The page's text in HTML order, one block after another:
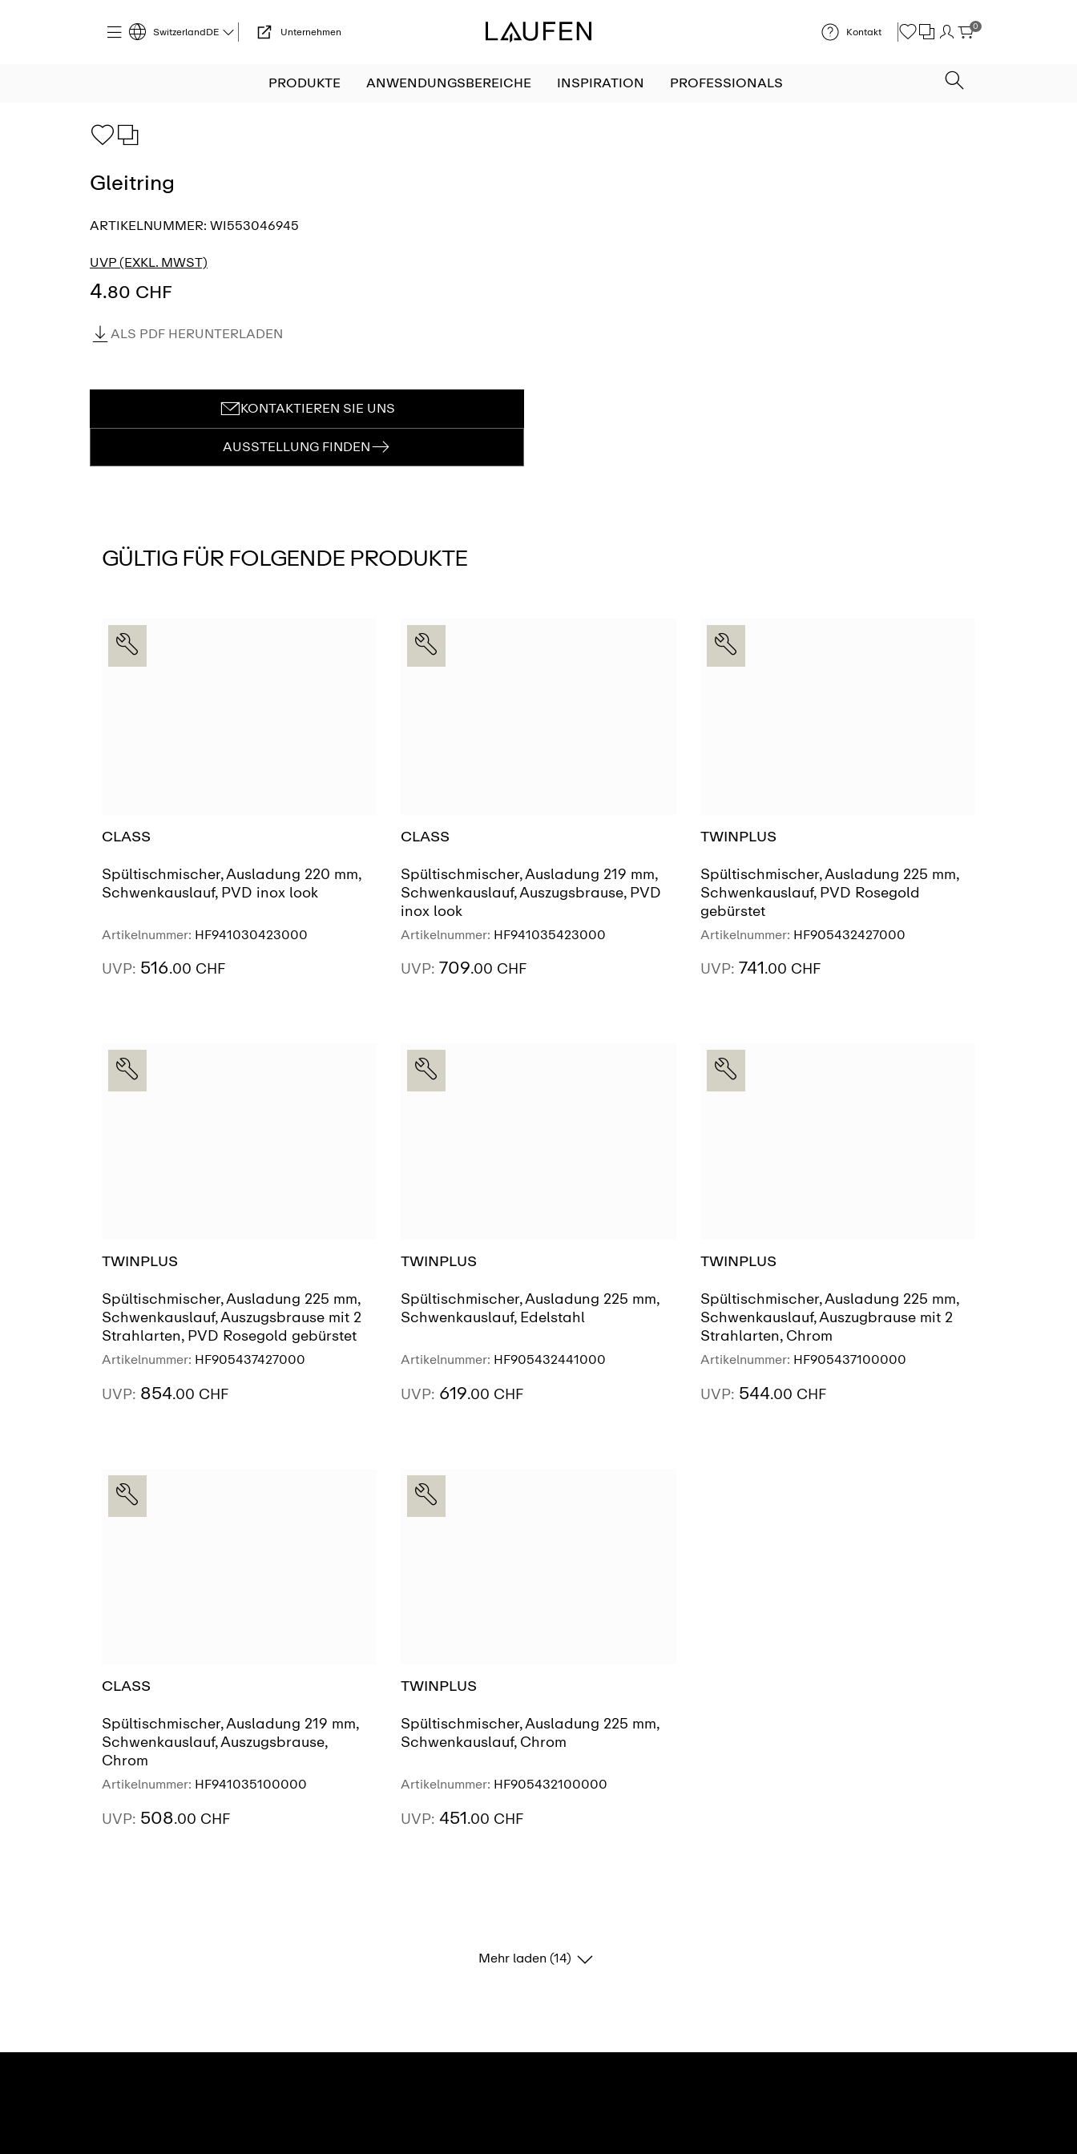
SwitzerlandDE Unternehmen Kontakt 0
PRODUKTE ANWENDUNGSBEREICHE INSPIRATION PROFESSIONALS
Gleitring
ARTIKELNUMMER: WI553046945
UVP (EXKL. MWST)
4.80 CHF
ALS PDF HERUNTERLADEN
KONTAKTIEREN SIE UNS
AUSSTELLUNG FINDEN
GÜLTIG FÜR FOLGENDE PRODUKTE
CLASS
Spültischmischer, Ausladung 220 mm,
Schwenkauslauf, PVD inox look
Artikelnummer: HF941030423000
UVP: 516.00 CHF
CLASS
Spültischmischer, Ausladung 219 mm,
Schwenkauslauf, Auszugsbrause, PVD
inox look
Artikelnummer: HF941035423000
UVP:709.00 CHF
TWINPLUS
Spültischmischer, Ausladung 225 mm,
Schwenkauslauf, PVD Rosegold
gebürstet
Artikelnummer: HF905432427000
UVP: 741.00 CHF
TWINPLUS
Spültischmischer, Ausladung 225 mm,
Schwenkauslauf, Auszugsbrause mit 2
Strahlarten, PVD Rosegold gebürstet
Artikelnummer: HF905437427000
UVP: 854.00 CHF
TWINPLUS
Spültischmischer, Ausladung 225 mm,
Schwenkauslauf, Edelstahl
Artikelnummer: HF905432441000
UVP: 619.00 CHF
TWINPLUS
Spültischmischer, Ausladung 225 mm,
Schwenkauslauf, Auszugbrause mit 2
Strahlarten, Chrom
Artikelnummer: HF905437100000
UVP: 544.00 CHF
CLASS
Spültischmischer, Ausladung 219 mm,
Schwenkauslauf, Auszugsbrause,
Chrom
Artikelnummer: HF941035100000
UVP: 508.00 CHF
TWINPLUS
Spültischmischer, Ausladung 225 mm,
Schwenkauslauf, Chrom
Artikelnummer: HF905432100000
UVP:451.00 CHF
Mehr laden (14)